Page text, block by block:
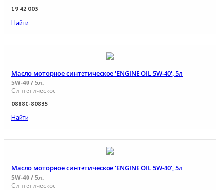
19 42 003
Найти
Масло моторное синтетическое 'ENGINE OIL 5W-40', 5л
5W-40 / 5л.
Синтетическое
08880-80835
Найти
Масло моторное синтетическое 'ENGINE OIL 5W-40', 5л
5W-40 / 5л.
Синтетическое